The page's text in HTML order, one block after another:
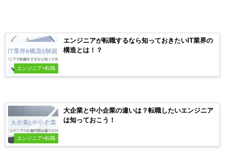
エンジニア×転職
エンジニアが転職するなら知っておきたいIT業界の
構造とは！？
エンジニア×転職
大企業と中小企業の違いは？転職したいエンジニア
は知っておこう！